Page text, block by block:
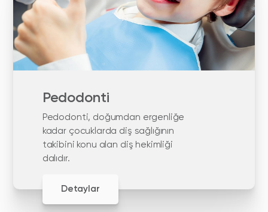
Pedodonti
Pedodonti, doğumdan ergenliğe
kadar çocuklarda diş sağlığının
takibini konu alan diş hekimliği
dalıdır.
Detaylar